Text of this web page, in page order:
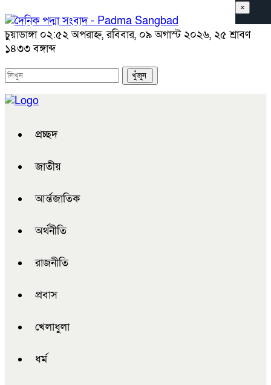
চুয়াডাঙ্গা ০২:৫২ অপরাহ্ন, রবিবার, ০৯ অগাস্ট ২০২৬, ২৫ শ্রাবণ
১৪৩৩ বঙ্গাব্দ
প্রচ্ছদ
জাতীয়
আর্ন্তজাতিক
অর্থনীতি
রাজনীতি
প্রবাস
খেলাধুলা
ধর্ম
×